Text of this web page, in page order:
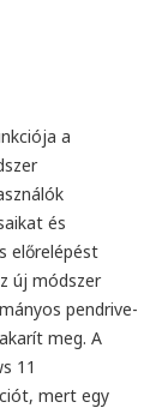
a
és
előrelépést
új módszer
pendrive-
meg. A
11
mert egy